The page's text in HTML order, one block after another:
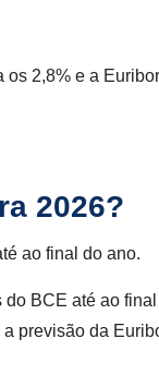
os 2,8% e a
2026?
ao final do ano.
BCE até ao
previsão da